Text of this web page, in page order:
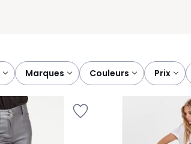
marques couleurs prix